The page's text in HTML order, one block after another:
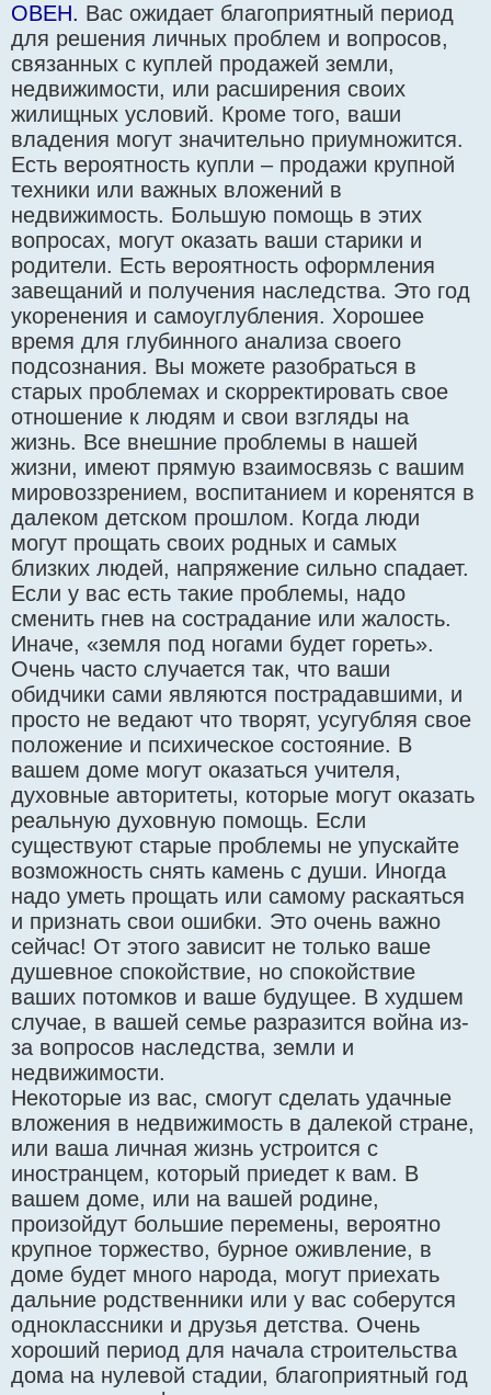
ОВЕН. Вас ожидает благоприятный период
для решения личных проблем и вопросов,
связанных с куплей продажей земли,
недвижимости, или расширения своих
жилищных условий. Кроме того, ваши
владения могут значительно приумножится.
Есть вероятность купли – продажи крупной
техники или важных вложений в
недвижимость. Большую помощь в этих
вопросах, могут оказать ваши старики и
родители. Есть вероятность оформления
завещаний и получения наследства. Это год
укоренения и самоуглубления. Хорошее
время для глубинного анализа своего
подсознания. Вы можете разобраться в
старых проблемах и скорректировать свое
отношение к людям и свои взгляды на
жизнь. Все внешние проблемы в нашей
жизни, имеют прямую взаимосвязь с вашим
мировоззрением, воспитанием и коренятся в
далеком детском прошлом. Когда люди
могут прощать своих родных и самых
близких людей, напряжение сильно спадает.
Если у вас есть такие проблемы, надо
сменить гнев на сострадание или жалость.
Иначе, «земля под ногами будет гореть».
Очень часто случается так, что ваши
обидчики сами являются пострадавшими, и
просто не ведают что творят, усугубляя свое
положение и психическое состояние. В
вашем доме могут оказаться учителя,
духовные авторитеты, которые могут оказать
реальную духовную помощь. Если
существуют старые проблемы не упускайте
возможность снять камень с души. Иногда
надо уметь прощать или самому раскаяться
и признать свои ошибки. Это очень важно
сейчас! От этого зависит не только ваше
душевное спокойствие, но спокойствие
ваших потомков и ваше будущее. В худшем
случае, в вашей семье разразится война из-
за вопросов наследства, земли и
недвижимости.
Некоторые из вас, смогут сделать удачные
вложения в недвижимость в далекой стране,
или ваша личная жизнь устроится с
иностранцем, который приедет к вам. В
вашем доме, или на вашей родине,
произойдут большие перемены, вероятно
крупное торжество, бурное оживление, в
доме будет много народа, могут приехать
дальние родственники или у вас соберутся
одноклассники и друзья детства. Очень
хороший период для начала строительства
дома на нулевой стадии, благоприятный год